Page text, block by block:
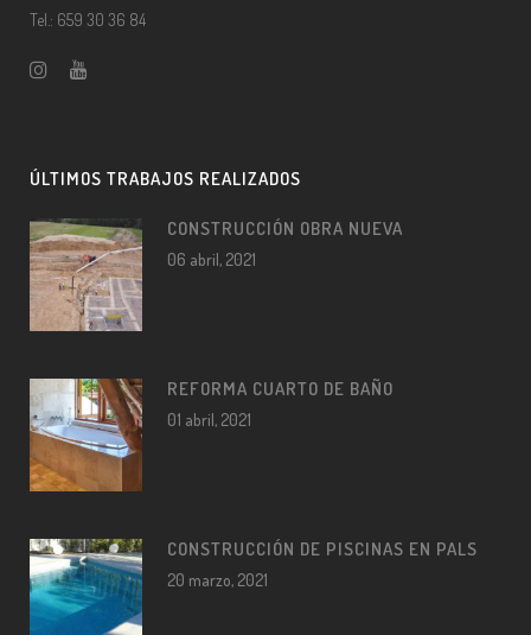
Tel.: 659 30 36 84
ÚLTIMOS TRABAJOS REALIZADOS
CONSTRUCCIÓN OBRA NUEVA
06 abril, 2021
REFORMA CUARTO DE BAÑO
01 abril, 2021
CONSTRUCCIÓN DE PISCINAS EN PALS
20 marzo, 2021